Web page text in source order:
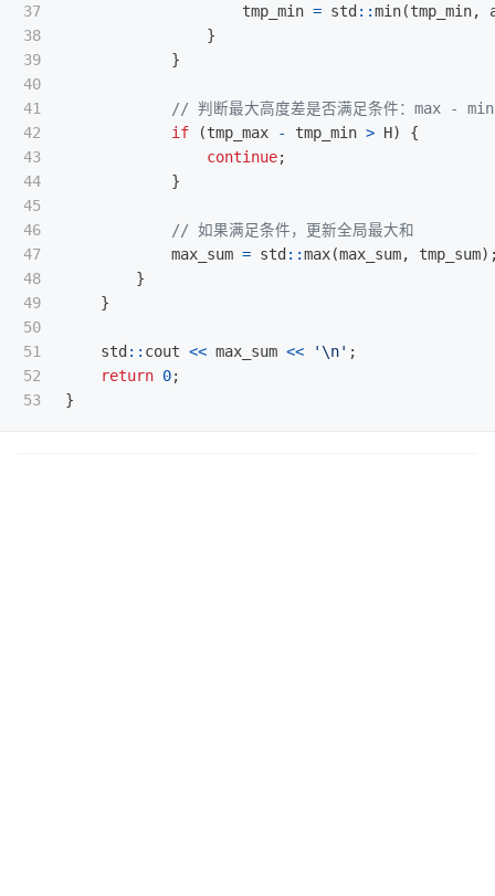
37
38
39
40
41
42
43
44
45
46
47
48
49
50
51
52
tmp_min = std ::min(tmp_min,
}
}
// 判断最大高度差是否满足条件：max -
if
(tmp_max - tmp_min > H)
{
continue;
}
// 如果满足条件，更新全局最大和
max_sum = std ::max(max_sum, tmp_sum
}
}
std :: cout << max_sum << '\n' ;
return 0;
}